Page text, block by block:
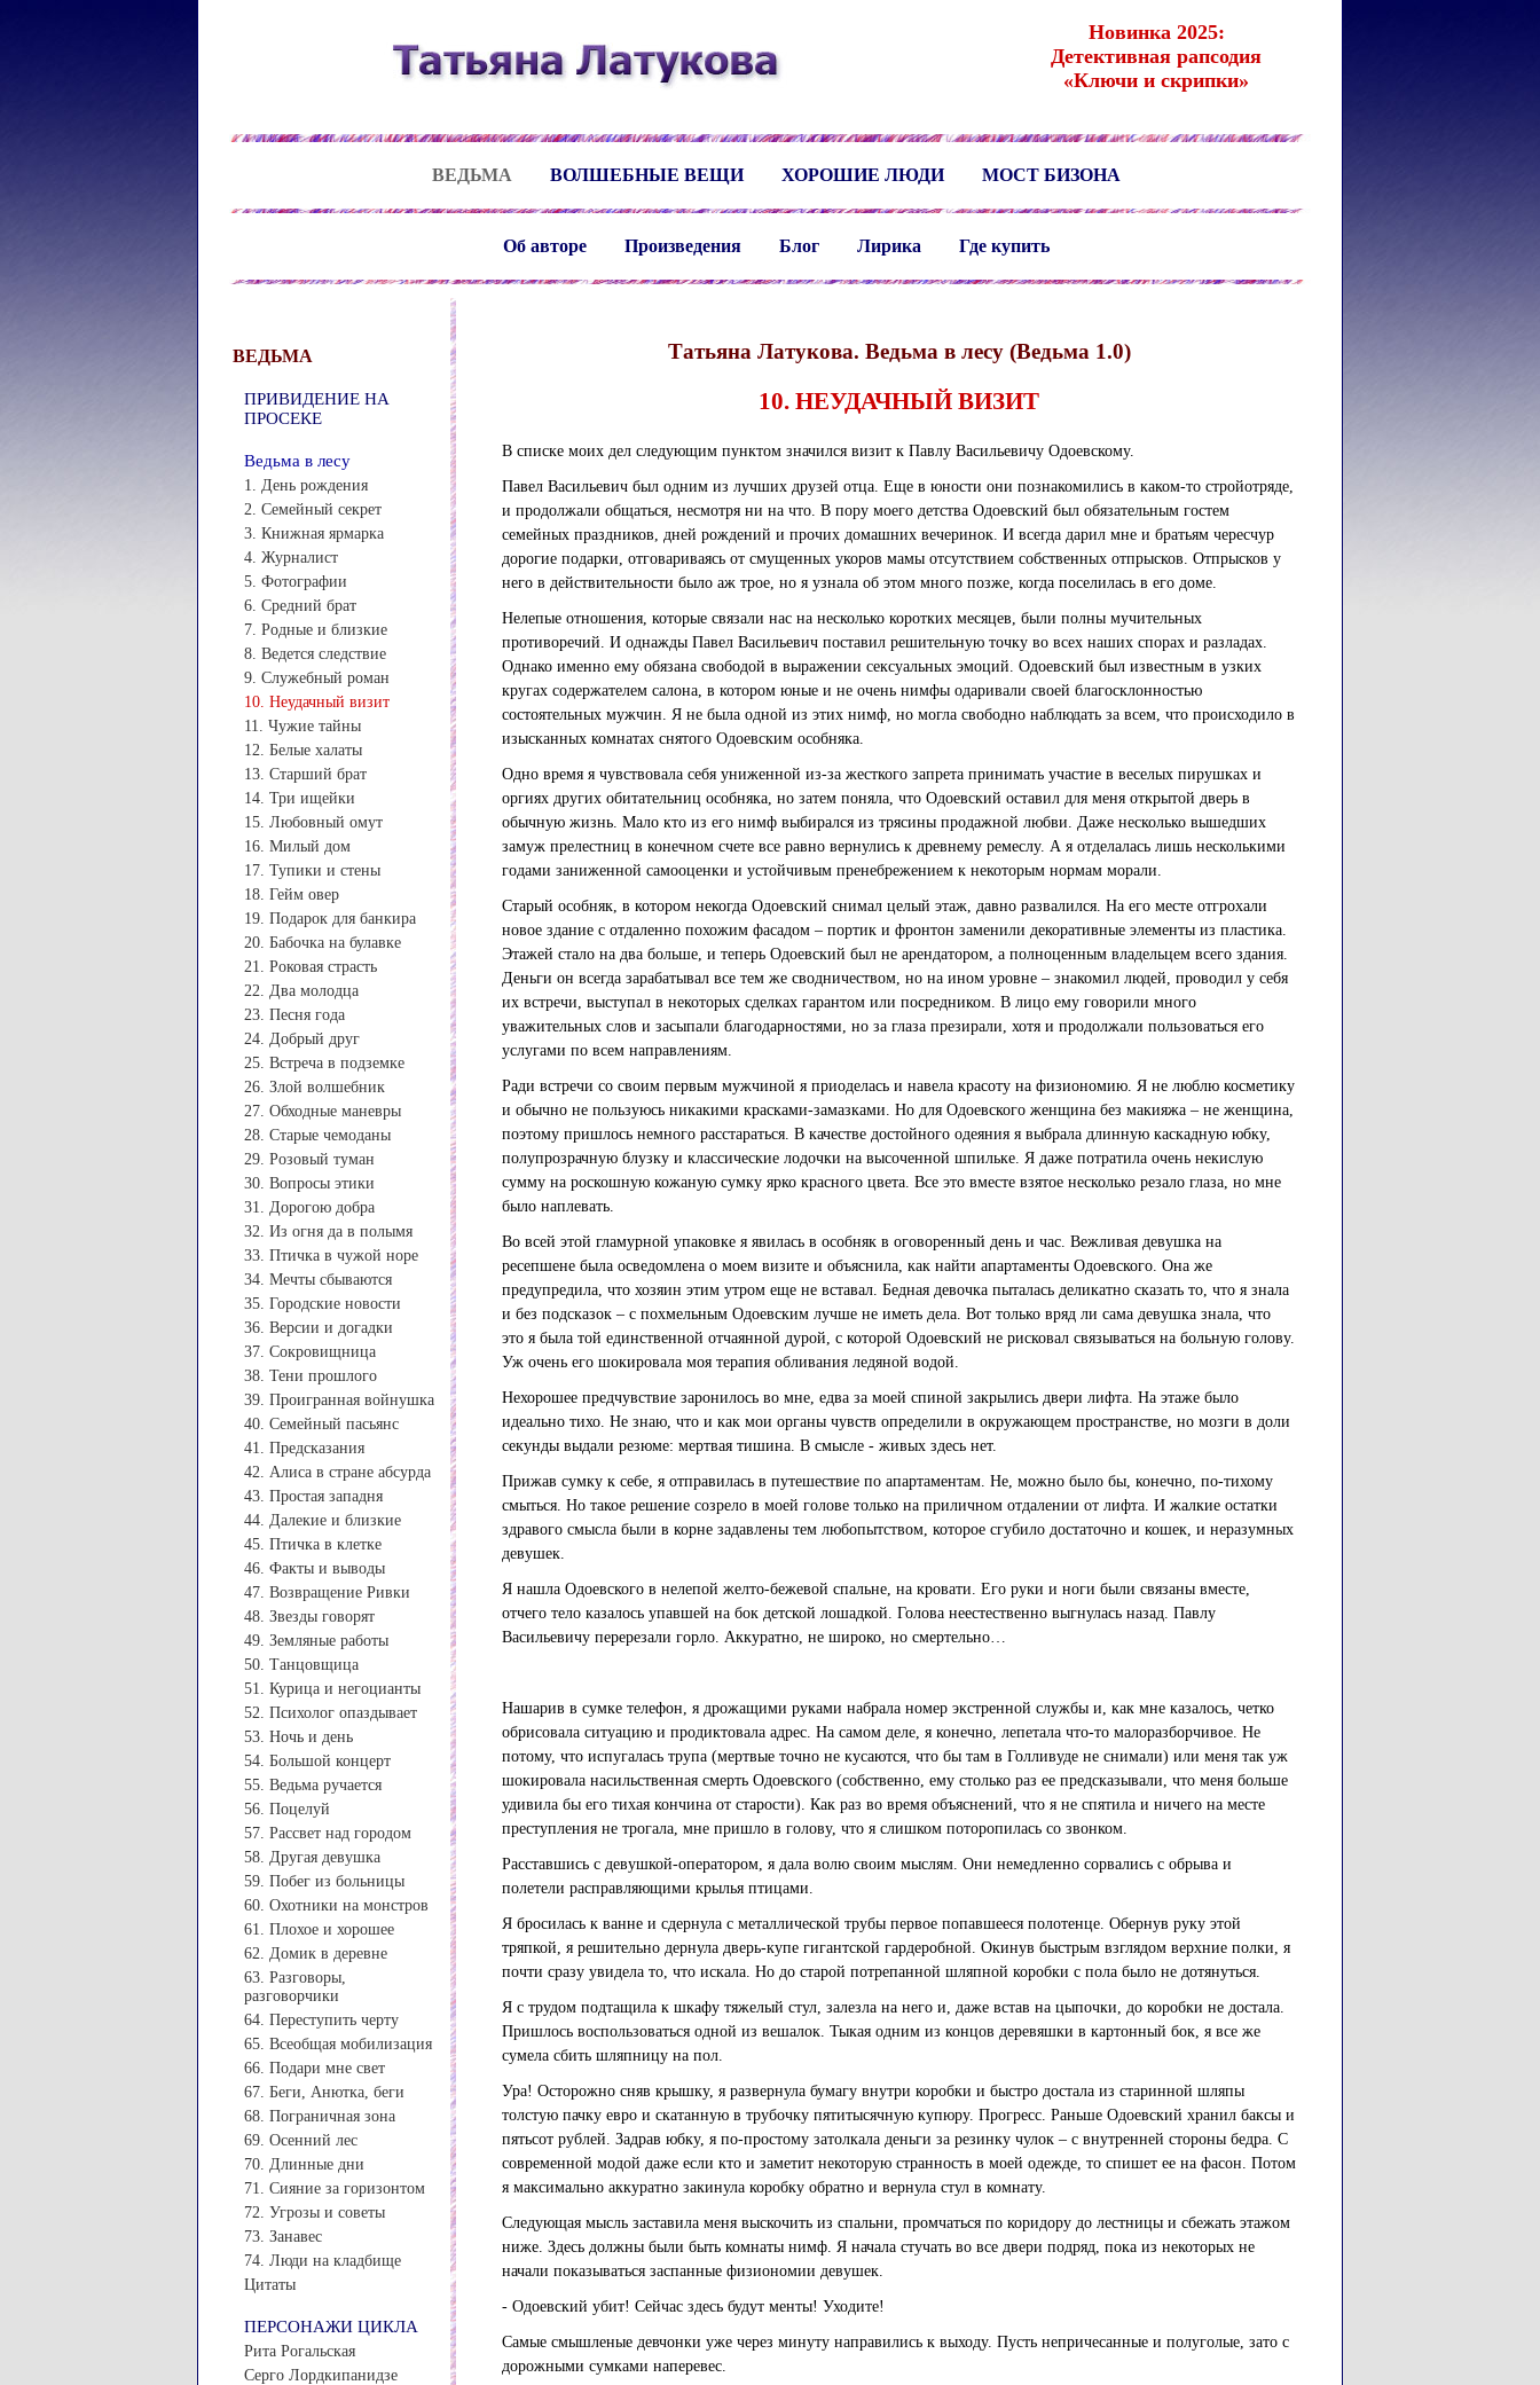
Новинка 2025:
Детективная рапсодия
«Ключи и скрипки»
ВЕДЬМА ВОЛШЕБНЫЕ ВЕЩИ ХОРОШИЕ ЛЮДИ МОСТ БИЗОНА
Об авторе Произведения Блог Лирика Где купить
ВЕДЬМА
ПРИВИДЕНИЕ НА
ПРОСЕКЕ
Ведьма в лесу
1. День рождения
2. Семейный секрет
3. Книжная ярмарка
4. Журналист
5. Фотографии
6. Средний брат
7. Родные и близкие
8. Ведется следствие
9. Служебный роман
10. Неудачный визит
11. Чужие тайны
12. Белые халаты
13. Старший брат
14. Три ищейки
15. Любовный омут
16. Милый дом
17. Тупики и стены
18. Гейм овер
19. Подарок для банкира
20. Бабочка на булавке
21. Роковая страсть
22. Два молодца
23. Песня года
24. Добрый друг
25. Встреча в подземке
26. Злой волшебник
27. Обходные маневры
28. Старые чемоданы
29. Розовый туман
30. Вопросы этики
31. Дорогою добра
32. Из огня да в полымя
33. Птичка в чужой норе
34. Мечты сбываются
35. Городские новости
36. Версии и догадки
37. Сокровищница
38. Тени прошлого
39. Проигранная войнушка
40. Семейный пасьянс
41. Предсказания
42. Алиса в стране абсурда
43. Простая западня
44. Далекие и близкие
45. Птичка в клетке
46. Факты и выводы
47. Возвращение Ривки
48. Звезды говорят
49. Земляные работы
50. Танцовщица
51. Курица и негоцианты
52. Психолог опаздывает
53. Ночь и день
54. Большой концерт
55. Ведьма ручается
56. Поцелуй
57. Рассвет над городом
58. Другая девушка
59. Побег из больницы
60. Охотники на монстров
61. Плохое и хорошее
62. Домик в деревне
63. Разговоры,
разговорчики
64. Переступить черту
65. Всеобщая мобилизация
66. Подари мне свет
67. Беги, Анютка, беги
68. Пограничная зона
69. Осенний лес
70. Длинные дни
71. Сияние за горизонтом
72. Угрозы и советы
73. Занавес
74. Люди на кладбище
Цитаты
ПЕРСОНАЖИ ЦИКЛА
Рита Рогальская
Серго Лордкипанидзе
Татьяна Латукова. Ведьма в лесу (Ведьма 1.0)
10. НЕУДАЧНЫЙ ВИЗИТ
В списке моих дел следующим пунктом значился визит к Павлу Васильевичу Одоевскому.
Павел Васильевич был одним из лучших друзей отца. Еще в юности они познакомились в каком-то стройотряде,
и продолжали общаться, несмотря ни на что. В пору моего детства Одоевский был обязательным гостем
семейных праздников, дней рождений и прочих домашних вечеринок. И всегда дарил мне и братьям чересчур
дорогие подарки, отговариваясь от смущенных укоров мамы отсутствием собственных отпрысков. Отпрысков у
него в действительности было аж трое, но я узнала об этом много позже, когда поселилась в его доме.
Нелепые отношения, которые связали нас на несколько коротких месяцев, были полны мучительных
противоречий. И однажды Павел Васильевич поставил решительную точку во всех наших спорах и разладах.
Однако именно ему обязана свободой в выражении сексуальных эмоций. Одоевский был известным в узких
кругах содержателем салона, в котором юные и не очень нимфы одаривали своей благосклонностью
состоятельных мужчин. Я не была одной из этих нимф, но могла свободно наблюдать за всем, что происходило в
изысканных комнатах снятого Одоевским особняка.
Одно время я чувствовала себя униженной из-за жесткого запрета принимать участие в веселых пирушках и
оргиях других обитательниц особняка, но затем поняла, что Одоевский оставил для меня открытой дверь в
обычную жизнь. Мало кто из его нимф выбирался из трясины продажной любви. Даже несколько вышедших
замуж прелестниц в конечном счете все равно вернулись к древнему ремеслу. А я отделалась лишь несколькими
годами заниженной самооценки и устойчивым пренебрежением к некоторым нормам морали.
Старый особняк, в котором некогда Одоевский снимал целый этаж, давно развалился. На его месте отгрохали
новое здание с отдаленно похожим фасадом – портик и фронтон заменили декоративные элементы из пластика.
Этажей стало на два больше, и теперь Одоевский был не арендатором, а полноценным владельцем всего здания.
Деньги он всегда зарабатывал все тем же сводничеством, но на ином уровне – знакомил людей, проводил у себя
их встречи, выступал в некоторых сделках гарантом или посредником. В лицо ему говорили много
уважительных слов и засыпали благодарностями, но за глаза презирали, хотя и продолжали пользоваться его
услугами по всем направлениям.
Ради встречи со своим первым мужчиной я приоделась и навела красоту на физиономию. Я не люблю косметику
и обычно не пользуюсь никакими красками-замазками. Но для Одоевского женщина без макияжа – не женщина,
поэтому пришлось немного расстараться. В качестве достойного одеяния я выбрала длинную каскадную юбку,
полупрозрачную блузку и классические лодочки на высоченной шпильке. Я даже потратила очень некислую
сумму на роскошную кожаную сумку ярко красного цвета. Все это вместе взятое несколько резало глаза, но мне
было наплевать.
Во всей этой гламурной упаковке я явилась в особняк в оговоренный день и час. Вежливая девушка на
ресепшене была осведомлена о моем визите и объяснила, как найти апартаменты Одоевского. Она же
предупредила, что хозяин этим утром еще не вставал. Бедная девочка пыталась деликатно сказать то, что я знала
и без подсказок – с похмельным Одоевским лучше не иметь дела. Вот только вряд ли сама девушка знала, что
это я была той единственной отчаянной дурой, с которой Одоевский не рисковал связываться на больную голову.
Уж очень его шокировала моя терапия обливания ледяной водой.
Нехорошее предчувствие заронилось во мне, едва за моей спиной закрылись двери лифта. На этаже было
идеально тихо. Не знаю, что и как мои органы чувств определили в окружающем пространстве, но мозги в доли
секунды выдали резюме: мертвая тишина. В смысле - живых здесь нет.
Прижав сумку к себе, я отправилась в путешествие по апартаментам. Не, можно было бы, конечно, по-тихому
смыться. Но такое решение созрело в моей голове только на приличном отдалении от лифта. И жалкие остатки
здравого смысла были в корне задавлены тем любопытством, которое сгубило достаточно и кошек, и неразумных
девушек.
Я нашла Одоевского в нелепой желто-бежевой спальне, на кровати. Его руки и ноги были связаны вместе,
отчего тело казалось упавшей на бок детской лошадкой. Голова неестественно выгнулась назад. Павлу
Васильевичу перерезали горло. Аккуратно, не широко, но смертельно…
Нашарив в сумке телефон, я дрожащими руками набрала номер экстренной службы и, как мне казалось, четко
обрисовала ситуацию и продиктовала адрес. На самом деле, я конечно, лепетала что-то малоразборчивое. Не
потому, что испугалась трупа (мертвые точно не кусаются, что бы там в Голливуде не снимали) или меня так уж
шокировала насильственная смерть Одоевского (собственно, ему столько раз ее предсказывали, что меня больше
удивила бы его тихая кончина от старости). Как раз во время объяснений, что я не спятила и ничего на месте
преступления не трогала, мне пришло в голову, что я слишком поторопилась со звонком.
Расставшись с девушкой-оператором, я дала волю своим мыслям. Они немедленно сорвались с обрыва и
полетели расправляющими крылья птицами.
Я бросилась к ванне и сдернула с металлической трубы первое попавшееся полотенце. Обернув руку этой
тряпкой, я решительно дернула дверь-купе гигантской гардеробной. Окинув быстрым взглядом верхние полки, я
почти сразу увидела то, что искала. Но до старой потрепанной шляпной коробки с пола было не дотянуться.
Я с трудом подтащила к шкафу тяжелый стул, залезла на него и, даже встав на цыпочки, до коробки не достала.
Пришлось воспользоваться одной из вешалок. Тыкая одним из концов деревяшки в картонный бок, я все же
сумела сбить шляпницу на пол.
Ура! Осторожно сняв крышку, я развернула бумагу внутри коробки и быстро достала из старинной шляпы
толстую пачку евро и скатанную в трубочку пятитысячную купюру. Прогресс. Раньше Одоевский хранил баксы и
пятьсот рублей. Задрав юбку, я по-простому затолкала деньги за резинку чулок – с внутренней стороны бедра. С
современной модой даже если кто и заметит некоторую странность в моей одежде, то спишет ее на фасон. Потом
я максимально аккуратно закинула коробку обратно и вернула стул в комнату.
Следующая мысль заставила меня выскочить из спальни, промчаться по коридору до лестницы и сбежать этажом
ниже. Здесь должны были быть комнаты нимф. Я начала стучать во все двери подряд, пока из некоторых не
начали показываться заспанные физиономии девушек.
- Одоевский убит! Сейчас здесь будут менты! Уходите!
Самые смышленые девчонки уже через минуту направились к выходу. Пусть непричесанные и полуголые, зато с
дорожными сумками наперевес.